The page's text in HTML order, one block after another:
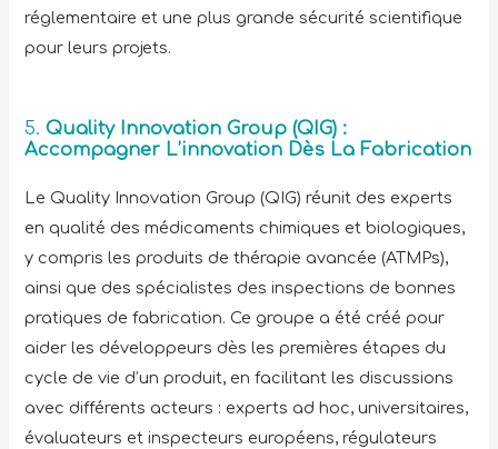
réglementaire et une plus grande sécurité scientifique
pour leurs projets.
5.Quality Innovation Group (QIG) :
Accompagner L’innovation Dès La Fabrication
Le Quality Innovation Group (QIG) réunit des experts
en qualité des médicaments chimiques et biologiques,
y compris les produits de thérapie avancée (ATMPs),
ainsi que des spécialistes des inspections de bonnes
pratiques de fabrication. Ce groupe a été créé pour
aider les développeurs dès les premières étapes du
cycle de vie d’un produit, en facilitant les discussions
avec différents acteurs : experts ad hoc, universitaires,
évaluateurs et inspecteurs européens, régulateurs